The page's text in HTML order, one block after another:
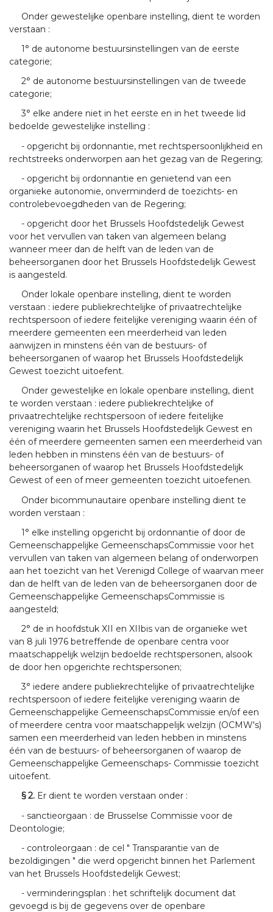
Onder gewestelijke openbare instelling, dient te worden
verstaan :
1° de autonome bestuursinstellingen van de eerste
categorie;
2° de autonome bestuursinstellingen van de tweede
categorie;
3° elke andere niet in het eerste en in het tweede lid
bedoelde gewestelijke instelling :
- opgericht bij ordonnantie, met rechtspersoonlijkheid en
rechtstreeks onderworpen aan het gezag van de Regering;
- opgericht bij ordonnantie en genietend van een
organieke autonomie, onverminderd de toezichts- en
controlebevoegdheden van de Regering;
- opgericht door het Brussels Hoofdstedelijk Gewest
voor het vervullen van taken van algemeen belang
wanneer meer dan de helft van de leden van de
beheersorganen door het Brussels Hoofdstedelijk Gewest
is aangesteld.
Onder lokale openbare instelling, dient te worden
verstaan : iedere publiekrechtelijke of privaatrechtelijke
rechtspersoon of iedere feitelijke vereniging waarin één of
meerdere gemeenten een meerderheid van leden
aanwijzen in minstens één van de bestuurs- of
beheersorganen of waarop het Brussels Hoofdstedelijk
Gewest toezicht uitoefent.
Onder gewestelijke en lokale openbare instelling, dient
te worden verstaan : iedere publiekrechtelijke of
privaatrechtelijke rechtspersoon of iedere feitelijke
vereniging waarin het Brussels Hoofdstedelijk Gewest en
één of meerdere gemeenten samen een meerderheid van
leden hebben in minstens één van de bestuurs- of
beheersorganen of waarop het Brussels Hoofdstedelijk
Gewest of een of meer gemeenten toezicht uitoefenen.
Onder bicommunautaire openbare instelling dient te
worden verstaan :
1° elke instelling opgericht bij ordonnantie of door de
Gemeenschappelijke GemeenschapsCommissie voor het
vervullen van taken van algemeen belang of onderworpen
aan het toezicht van het Verenigd College of waarvan meer
dan de helft van de leden van de beheersorganen door de
Gemeenschappelijke GemeenschapsCommissie is
aangesteld;
2° de in hoofdstuk XII en XIIbis van de organieke wet
van 8 juli 1976 betreffende de openbare centra voor
maatschappelijk welzijn bedoelde rechtspersonen, alsook
de door hen opgerichte rechtspersonen;
3° iedere andere publiekrechtelijke of privaatrechtelijke
rechtspersoon of iedere feitelijke vereniging waarin de
Gemeenschappelijke GemeenschapsCommissie en/of een
of meerdere centra voor maatschappelijk welzijn (OCMW's)
samen een meerderheid van leden hebben in minstens
één van de bestuurs- of beheersorganen of waarop de
Gemeenschappelijke Gemeenschaps- Commissie toezicht
uitoefent.
§ 2. Er dient te worden verstaan onder :
- sanctieorgaan : de Brusselse Commissie voor de
Deontologie;
- controleorgaan : de cel " Transparantie van de
bezoldigingen " die werd opgericht binnen het Parlement
van het Brussels Hoofdstedelijk Gewest;
- verminderingsplan : het schriftelijk document dat
gevoegd is bij de gegevens over de openbare